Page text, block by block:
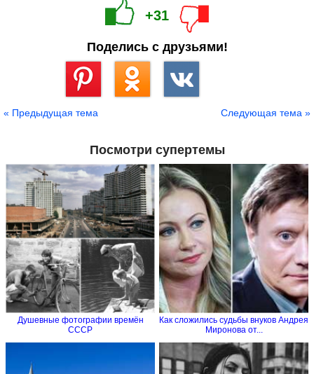
+31
Поделись с друзьями!
« Предыдущая тема Следующая тема »
Посмотри супертемы
Душевные фотографии времён
СССР
Как сложились судьбы внуков Андрея
Миронова от...